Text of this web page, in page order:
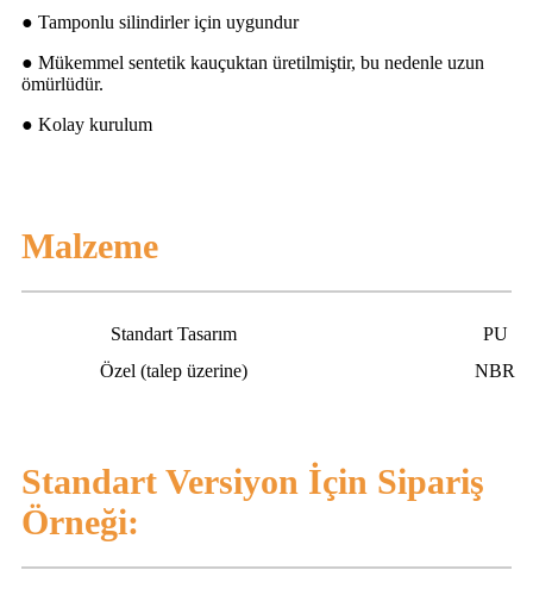
● Tamponlu silindirler için uygundur
● Mükemmel sentetik kauçuktan üretilmiştir, bu nedenle uzun
ömürlüdür.
● Kolay kurulum
Malzeme
Standart Tasarım
PU
Özel (talep üzerine)
NBR
Standart Versiyon İçin Sipariş
Örneği: